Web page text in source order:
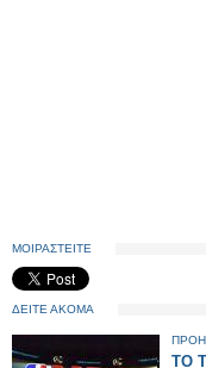
ΜΟΙΡΑΣΤΕΙΤΕ
ΔΕΙΤΕ ΑΚΟΜΑ
TΟ